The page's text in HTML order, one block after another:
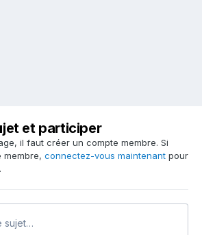
et participer
il faut créer un compte membre. Si
membre, connectez-vous maintenant pour
sujet…